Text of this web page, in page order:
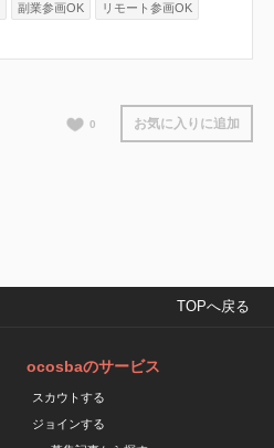
副業参画OK リモート参画OK
0 お気に入りに追加
TOPへ戻る
ocosbaのサービス
スカウトする
ジョインする